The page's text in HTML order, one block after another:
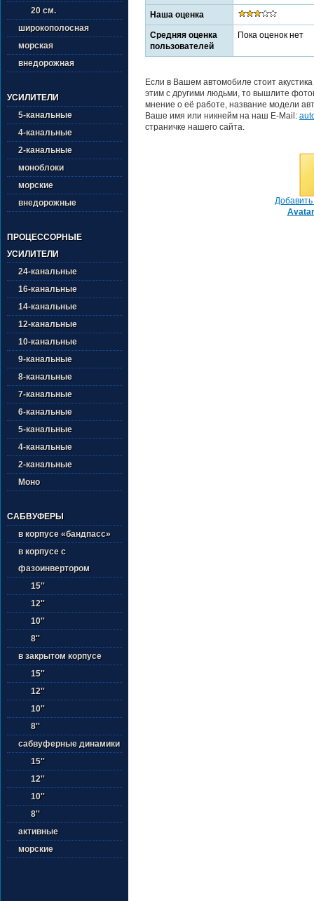
20 см.
широкополосная
морская
внедорожная
УСИЛИТЕЛИ
5-канальные
4-канальные
2-канальные
моноблоки
морские
внедорожные
ПРОЦЕССОРНЫЕ
УСИЛИТЕЛИ
24-канальные
16-канальные
14-канальные
12-канальные
10-канальные
9-канальные
8-канальные
7-канальные
6-канальные
5-канальные
4-канальные
2-канальные
Моно
САБВУФЕРЫ
в корпусе «бандпасс»
в корпусе с
фазоинвертором
15''
12''
10''
8''
в закрытом корпусе
15''
12''
10''
8''
сабвуферные динамики
15''
12''
10''
8''
активные
морские
Наша оценка
Средняя оценка
пользователей
Пока оценок нет
Если в Вашем автомобиле стоит
этим с другими людьми, то вышлите
мнение о её работе, название модели
Ваше имя или никнейм на наш E-Mail:
страничке нашего сайта.